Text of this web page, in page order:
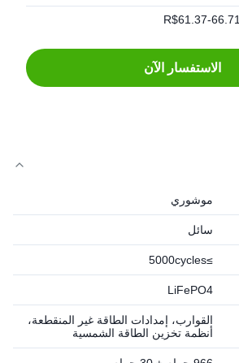
R$61.37-66.71
الاستفسار الآن
موشوري
سائل
≥5000cycles
LiFePO4
القوارب، إمدادات الطاقة غير المنقطعة،
أنظمة تخزين الطاقة الشمسية